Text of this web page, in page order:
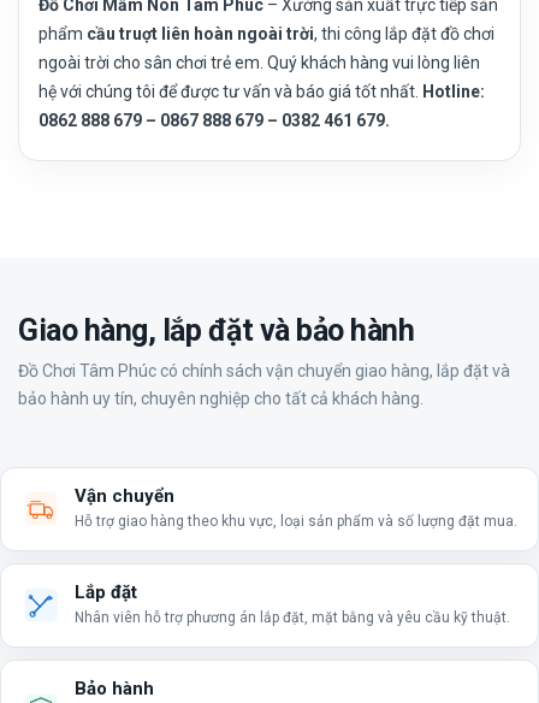
Đồ Chơi Mầm Non Tâm Phúc – Xưởng sản xuất trực tiếp sản
phẩm cầu truợt liên hoàn ngoài trời, thi công lắp đặt đồ chơi
ngoài trời cho sân chơi trẻ em. Quý khách hàng vui lòng liên
hệ với chúng tôi để được tư vấn và báo giá tốt nhất. Hotline:
0862 888 679 – 0867 888 679 – 0382 461 679.
Giao hàng, lắp đặt và bảo hành
Đồ Chơi Tâm Phúc có chính sách vận chuyển giao hàng, lắp đặt và
bảo hành uy tín, chuyên nghiệp cho tất cả khách hàng.
Vận chuyển
Hỗ trợ giao hàng theo khu vực, loại sản phẩm và số lượng đặt mua.
Lắp đặt
Nhân viên hỗ trợ phương án lắp đặt, mặt bằng và yêu cầu kỹ thuật.
Bảo hành